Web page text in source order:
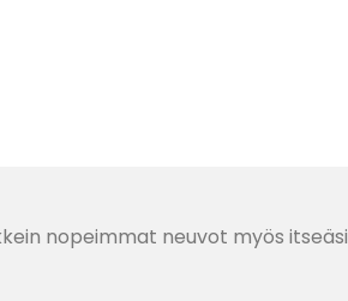
nopeimmat neuvot myös itseäsi